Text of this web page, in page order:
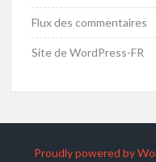
Flux des commentaires
Site de WordPress-FR
Proudly powered by